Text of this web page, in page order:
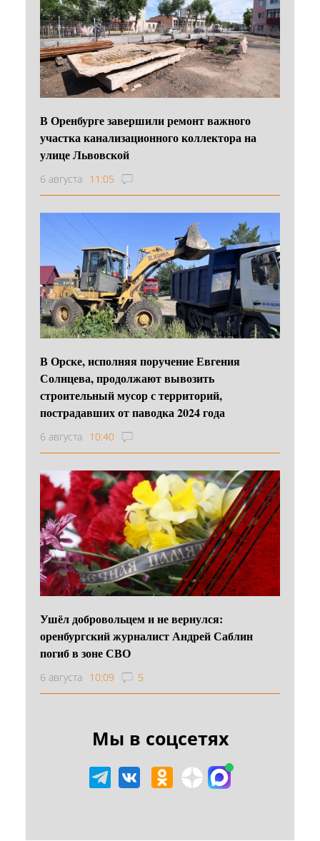
В Оренбурге завершили ремонт важного
участка канализационного коллектора на
улице Львовской
6 августа 11:05
В Орске, исполняя поручение Евгения
Солнцева, продолжают вывозить
строительный мусор с территорий,
пострадавших от паводка 2024 года
6 августа 10:40
Ушёл добровольцем и не вернулся:
оренбургский журналист Андрей Саблин
погиб в зоне СВО
6 августа 10:09 5
Мы в соцсетях